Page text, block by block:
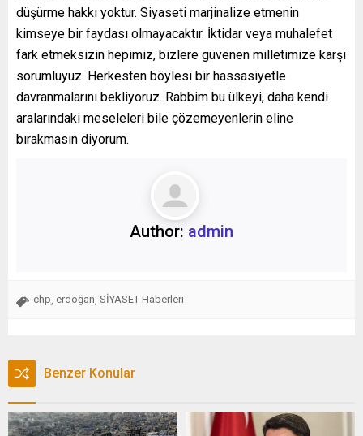
düşürme hakkı yoktur. Siyaseti marjinalize etmenin
kimseye bir faydası olmayacaktır. İktidar veya muhalefet
fark etmeksizin hepimiz, bizlere güvenen milletimize karşı
sorumluyuz. Herkesten böylesi bir hassasiyetle
davranmalarını bekliyoruz. Rabbim bu ülkeyi, daha kendi
aralarındaki meseleleri bile çözemeyenlerin eline
bırakmasın diyorum.
Author: admin
chp erdoğan SİYASET Haberleri
Benzer Konular